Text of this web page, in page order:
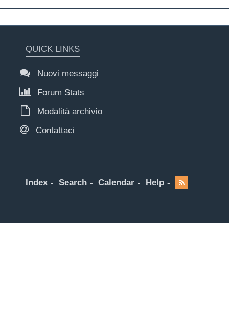
QUICK LINKS
Nuovi messaggi
Forum Stats
Modalità archivio
Contattaci
Index Search Calendar Help